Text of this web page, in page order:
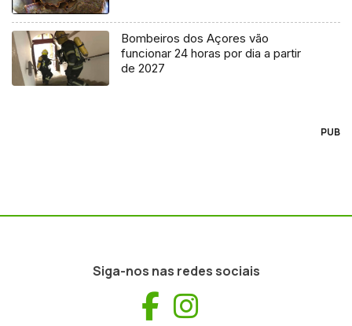
Bombeiros dos Açores vão
funcionar 24 horas por dia a partir
de 2027
PUB
Siga-nos nas redes sociais
Facebook